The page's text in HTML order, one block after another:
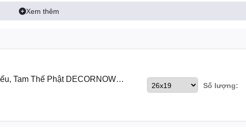
cấp, có độ cứng cao, mạnh mẽ nhưng vẫn giữ được tính đàn hồi, có khả
chống va đập phản quang, không cong vênh, giúp tuổi thọ tranh kéo dài
chắn, thẩm mỹ cao
Xem thêm
Tam Thế Phật DECORNOW
Số lượng: